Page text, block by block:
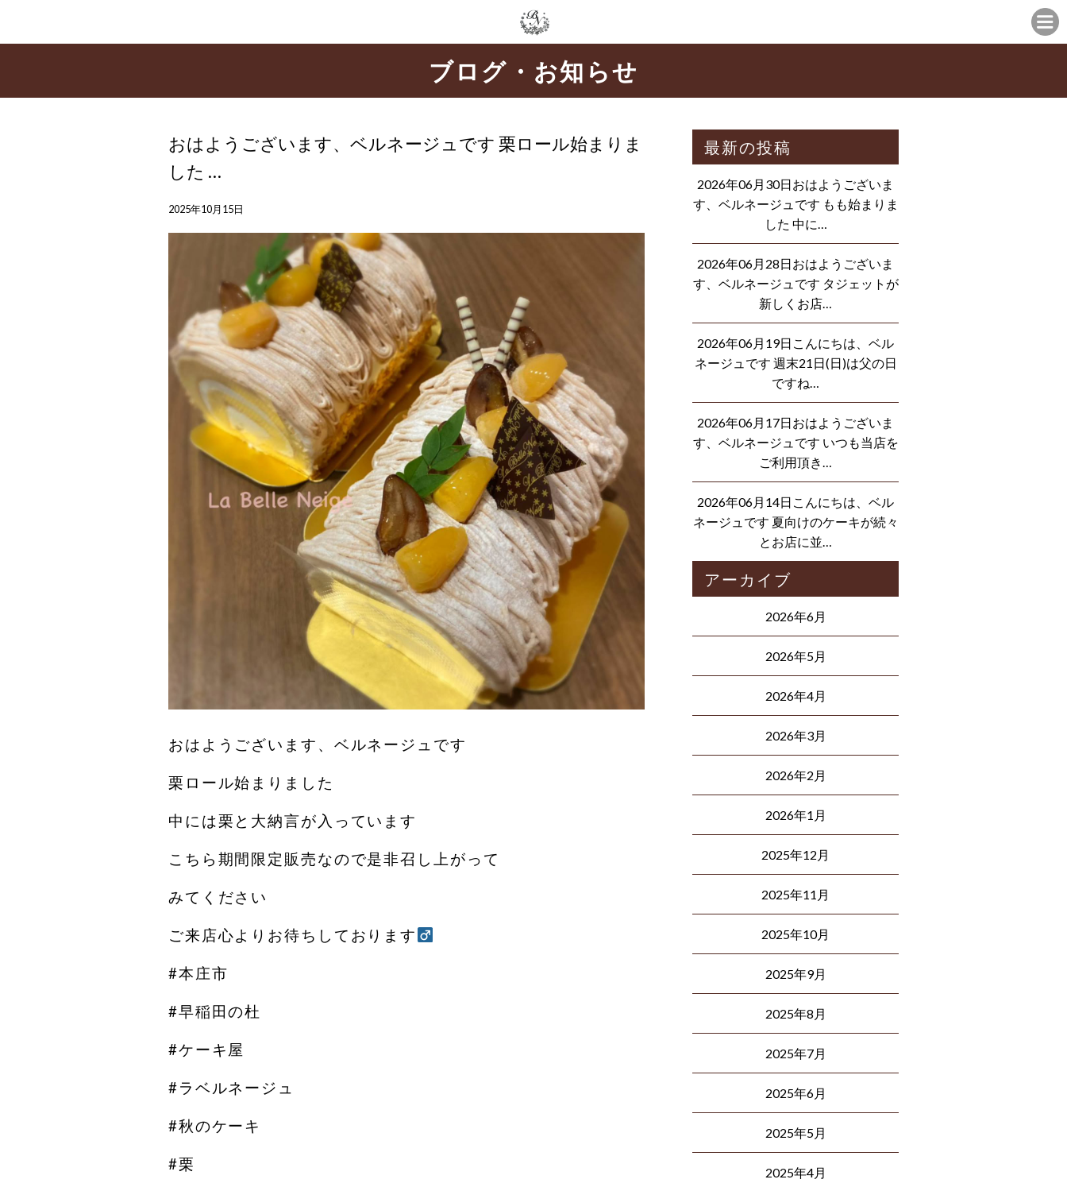
ブログ・お知らせ
おはようございます、ベルネージュです 栗ロール始まりま
した …
2025年10月15日
おはようございます、ベルネージュです
栗ロール始まりました
中には栗と大納言が入っています️
こちら期間限定販売なので是非召し上がって
みてください
ご来店心よりお待ちしております‍
#本庄市
#早稲田の杜
#ケーキ屋
#ラベルネージュ
#秋のケーキ
#栗
最新の投稿
2026年06月30日おはようございま
す、ベルネージュです もも始まりま
した 中に…
2026年06月28日おはようございま
す、ベルネージュです タジェットが
新しくお店…
2026年06月19日こんにちは、ベル
ネージュです 週末21日(日)は父の日
ですね…
2026年06月17日おはようございま
す、ベルネージュです いつも当店を
ご利用頂き…
2026年06月14日こんにちは、ベル
ネージュです 夏向けのケーキが続々
とお店に並…
アーカイブ
2026年6月
2026年5月
2026年4月
2026年3月
2026年2月
2026年1月
2025年12月
2025年11月
2025年10月
2025年9月
2025年8月
2025年7月
2025年6月
2025年5月
2025年4月